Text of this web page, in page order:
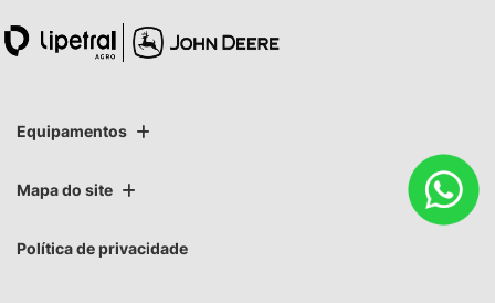
Equipamentos
Mapa do site
Política de privacidade